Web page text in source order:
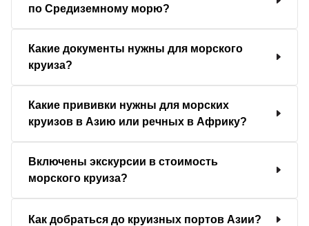
по Средиземному морю?
Какие документы нужны для морского
круиза?
Какие прививки нужны для морских
круизов в Азию или речных в Африку?
Включены экскурсии в стоимость
морского круиза?
Как добраться до круизных портов Азии?